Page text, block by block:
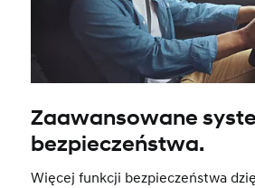
Zaawansowane
bezpieczeństwa.
Więcej funkcji bezpieczeństwa